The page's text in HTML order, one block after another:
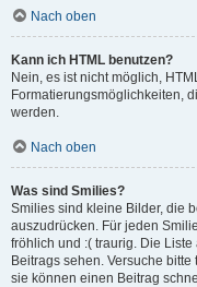
Nach oben
Kann ich HTML benutzen?
Nein, es ist nicht möglich,
Formatierungsmöglichkeiten,
werden.
Nach oben
Was sind Smilies?
Smilies sind kleine Bilder, die
auszudrücken. Für jeden
fröhlich und :( traurig. Die
Beitrags sehen. Versuche
sie können einen Beitrag